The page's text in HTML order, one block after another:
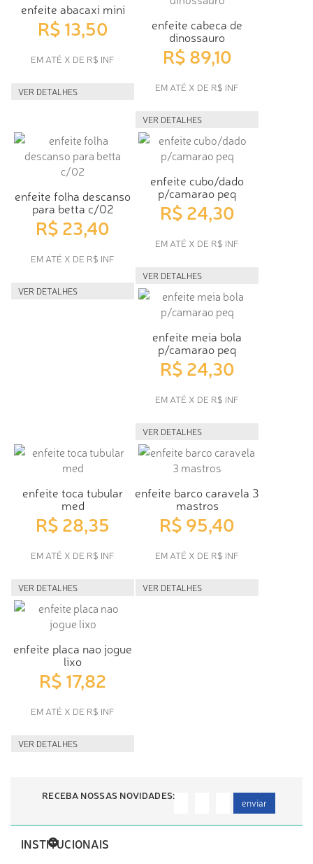
enfeite abacaxi mini
R$ 13,50
EM ATÉ X DE R$ INF
VER DETALHES
enfeite cabeca de
dinossauro
R$ 89,10
EM ATÉ X DE R$ INF
VER DETALHES
enfeite folha descanso
para betta c/02
R$ 23,40
EM ATÉ X DE R$ INF
VER DETALHES
enfeite cubo/dado
p/camarao peq
R$ 24,30
EM ATÉ X DE R$ INF
VER DETALHES
enfeite meia bola
p/camarao peq
R$ 24,30
EM ATÉ X DE R$ INF
VER DETALHES
enfeite toca tubular
med
R$ 28,35
EM ATÉ X DE R$ INF
VER DETALHES
enfeite barco caravela 3
mastros
R$ 95,40
EM ATÉ X DE R$ INF
VER DETALHES
enfeite placa nao jogue
lixo
R$ 17,82
EM ATÉ X DE R$ INF
VER DETALHES
RECEBA NOSSAS NOVIDADES:
enviar
INSTITUCIONAIS